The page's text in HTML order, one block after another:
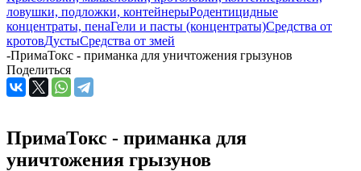
ловушки, подложки, контейнерыРодентицидные
концентраты, пенаГели и пасты (концентраты)Средства от
кротовДустыСредства от змей
-ПримаТокс - приманка для уничтожения грызунов
Поделиться
ПримаТокс - приманка для
уничтожения грызунов